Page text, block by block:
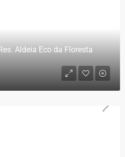
Aldeia Eco da Floresta